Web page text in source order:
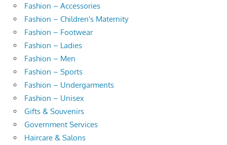
Fashion – Accessories
Fashion – Children's Maternity
Fashion – Footwear
Fashion – Ladies
Fashion – Men
Fashion – Sports
Fashion – Undergarments
Fashion – Unisex
Gifts & Souvenirs
Government Services
Haircare & Salons